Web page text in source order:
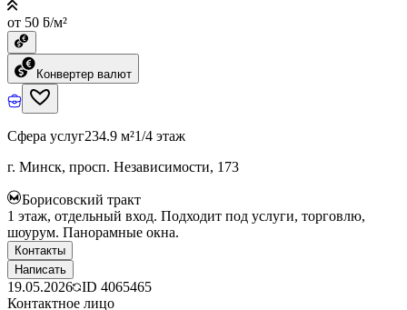
от 50 ƃ/м²
Конвертер валют
Сфера услуг234.9 м²1/4 этаж
г. Минск, просп. Независимости, 173
Борисовский тракт
1 этаж, отдельный вход. Подходит под услуги, торговлю,
шоурум. Панорамные окна.
Контакты
Написать
19.05.2026 ID 4065465
Контактное лицо